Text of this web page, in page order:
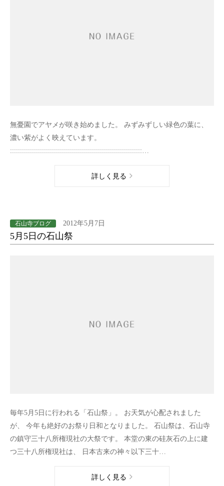
無憂園でアヤメが咲き始めました。 みずみずしい緑色の葉に、
濃い紫がよく映えています。
::::::::::::::::::::::::::::::::::::::::::::::::::::::::::::::::::…
詳しく見る
石山寺ブログ 2012年5月7日
5月5日の石山祭
毎年5月5日に行われる「石山祭」。 お天気が心配されました
が、 今年も絶好のお祭り日和となりました。 石山祭は、石山寺
の鎮守三十八所権現社の大祭です。 本堂の東の硅灰石の上に建
つ三十八所権現社は、 日本古来の神々以下三十…
詳しく見る